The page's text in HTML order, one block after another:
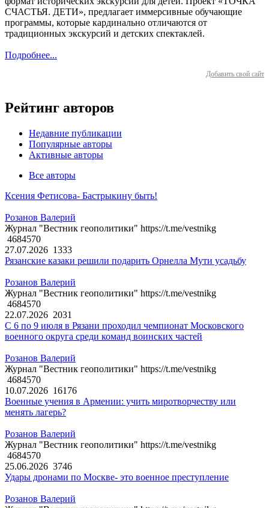
СЧАСТЬЯ. ДЕТИ», предлагает иммерсивные обучающие
программы, которые кардинально отличаются от
традиционных экскурсий и детских спектаклей.
Подробнее...
Добавить свой сайт
Рейтинг авторов
Недавние публикации
Популярные авторы
Активные авторы
Все авторы
Ксения Фетисова- Бастрыкину быть!
Розанов Валерий
Журнал "Вестник геополитики" https://t.me/vestnikg
4684570
27.07.2026 1333
Рязанские казаки решили подарить Орнелла Мути усадьбу
Розанов Валерий
Журнал "Вестник геополитики" https://t.me/vestnikg
4684570
22.07.2026 2031
С 6 по 9 июля в Рязани проходил чемпионат Московского
военного округа среди команд воинских частей
Розанов Валерий
Журнал "Вестник геополитики" https://t.me/vestnikg
4684570
10.07.2026 16176
Военные учения в Армении: учить миротворчеству или
менять лагерь?
Розанов Валерий
Журнал "Вестник геополитики" https://t.me/vestnikg
4684570
25.06.2026 3746
Удары дронами по Москве- это военное преступление
Розанов Валерий